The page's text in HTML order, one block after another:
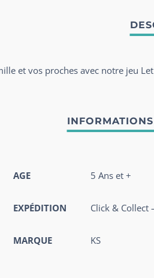
et vos proches avec notre jeu Let
AGE 5 Ans et +
EXPÉDITION Click & Collect
MARQUE KS